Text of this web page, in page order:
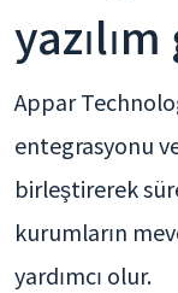
Appar
entegrasyonu
birleştirerek
kurumların
yardımcı olur.